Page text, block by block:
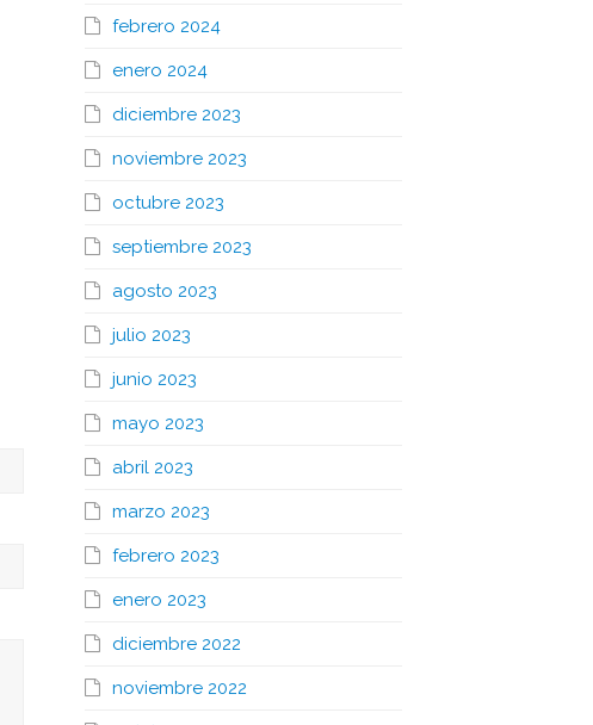
febrero 2024
enero 2024
diciembre 2023
noviembre 2023
octubre 2023
septiembre 2023
agosto 2023
julio 2023
junio 2023
mayo 2023
abril 2023
marzo 2023
febrero 2023
enero 2023
diciembre 2022
noviembre 2022